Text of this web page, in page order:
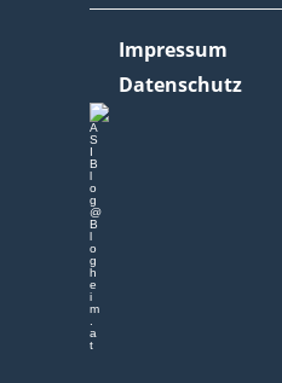
Impressum
Datenschutz